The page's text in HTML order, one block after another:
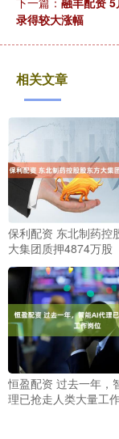
录得较大涨幅
相关文章
保利配资 东北制药控
大集团质押4874万股
恒盈配资 过去一年，
理已抢走人类大量工